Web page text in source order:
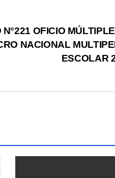
OFICIO
NACIONAL
ESCOLAR